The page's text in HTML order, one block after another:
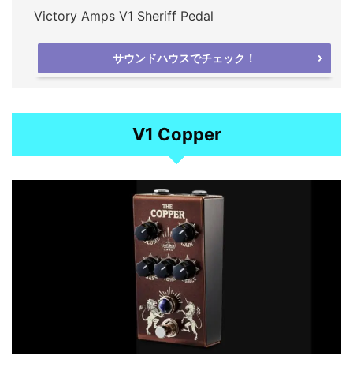
Victory Amps V1 Sheriff Pedal
サウンドハウスでチェック！
V1 Copper